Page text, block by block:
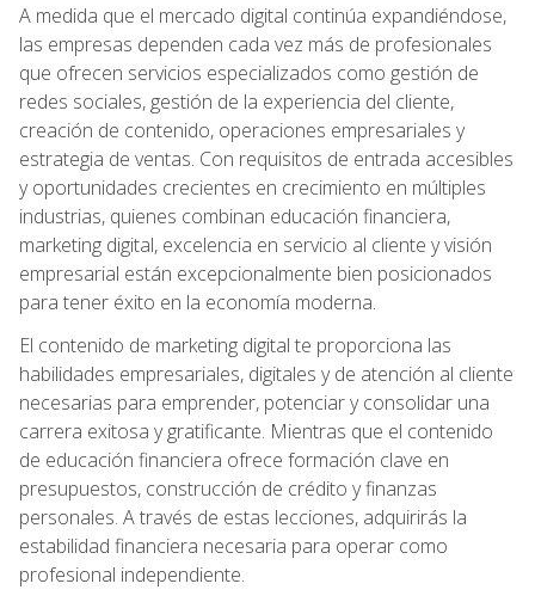
A medida que el mercado digital continúa expandiéndose,
las empresas dependen cada vez más de profesionales
que ofrecen servicios especializados como gestión de
redes sociales, gestión de la experiencia del cliente,
creación de contenido, operaciones empresariales y
estrategia de ventas. Con requisitos de entrada accesibles
y oportunidades crecientes en crecimiento en múltiples
industrias, quienes combinan educación financiera,
marketing digital, excelencia en servicio al cliente y visión
empresarial están excepcionalmente bien posicionados
para tener éxito en la economía moderna.
El contenido de marketing digital te proporciona las
habilidades empresariales, digitales y de atención al cliente
necesarias para emprender, potenciar y consolidar una
carrera exitosa y gratificante. Mientras que el contenido
de educación financiera ofrece formación clave en
presupuestos, construcción de crédito y finanzas
personales. A través de estas lecciones, adquirirás la
estabilidad financiera necesaria para operar como
profesional independiente.